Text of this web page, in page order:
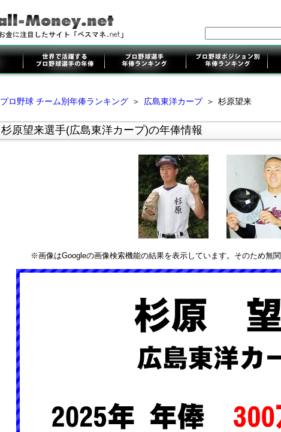
プロ野球 チーム別年俸ランキング ＞ 広島東洋カープ ＞ 杉原望来
杉原望来選手(広島東洋カープ)の年俸情報
※画像はGoogleの画像検索機能の結果を表示しています。そのため無